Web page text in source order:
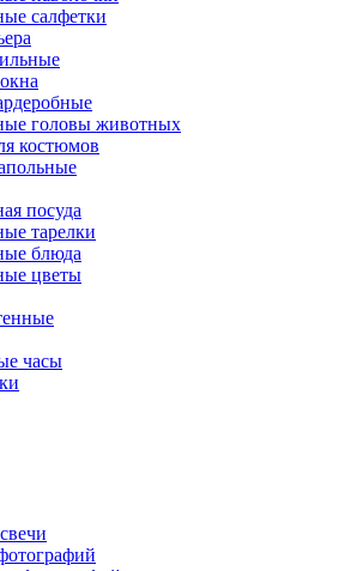
салфетки
головы животных
костюмов
посуда
тарелки
блюда
цветы
часы